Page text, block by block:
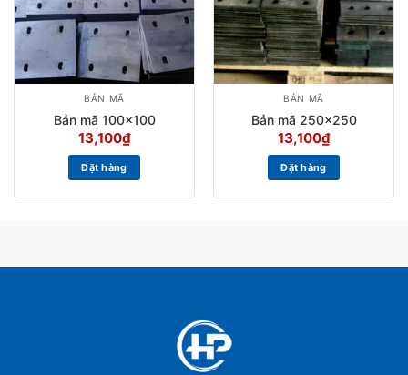
BẢN MÃ
Bản mã 100×100
13,100₫
Đặt hàng
BẢN MÃ
Bản mã 250×250
13,100₫
Đặt hàng